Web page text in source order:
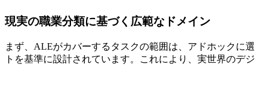
現実の職業分類に基づく広範なドメイン
まず、ALEがカバーするタスクの範囲は、アドホックに
トを基準に設計されています。これにより、実世界のデ